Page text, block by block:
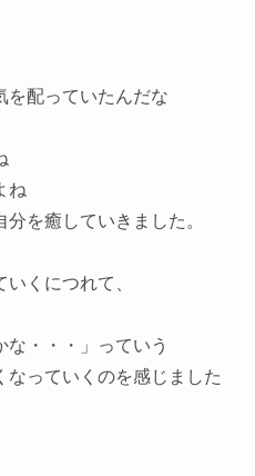
を配っていたんだな
ね
を癒していきました。
くにつれて、
な・・・」っていう
っていくのを感じました